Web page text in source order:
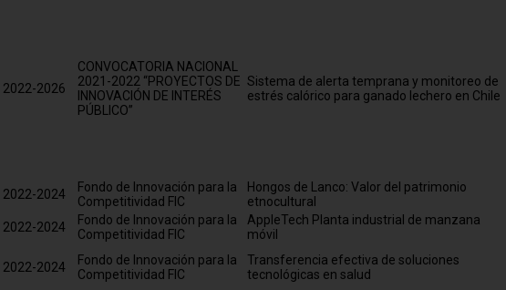
2022-2026
CONVOCATORIA NACIONAL
2021-2022 “PROYECTOS DE
INNOVACIÓN DE INTERÉS
PÚBLICO”
Sistema de alerta temprana y monitoreo de
estrés calórico para ganado lechero en Chile
2022-2024
Fondo de Innovación para la
Competitividad FIC
Hongos de Lanco: Valor del patrimonio
etnocultural
2022-2024
Fondo de Innovación para la
Competitividad FIC
AppleTech Planta industrial de manzana
móvil
2022-2024
Fondo de Innovación para la
Competitividad FIC
Transferencia efectiva de soluciones
tecnológicas en salud